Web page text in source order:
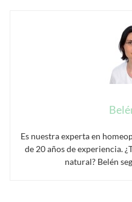
Es nuestra experta en
de 20 años de experiencia.
natural? Belén